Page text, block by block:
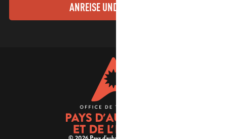
ANREISE UND KONTAKTE